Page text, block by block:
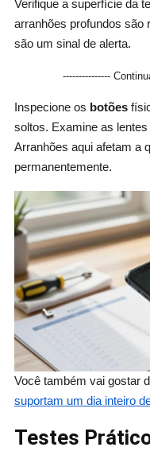
Verifique a superfície da
arranhões profundos são
são um sinal de alerta.
---------------
Inspecione os botões
soltos. Examine as lentes
Arranhões aqui afetam a
permanentemente.
Você também vai gostar
suportam um dia inteiro
Testes